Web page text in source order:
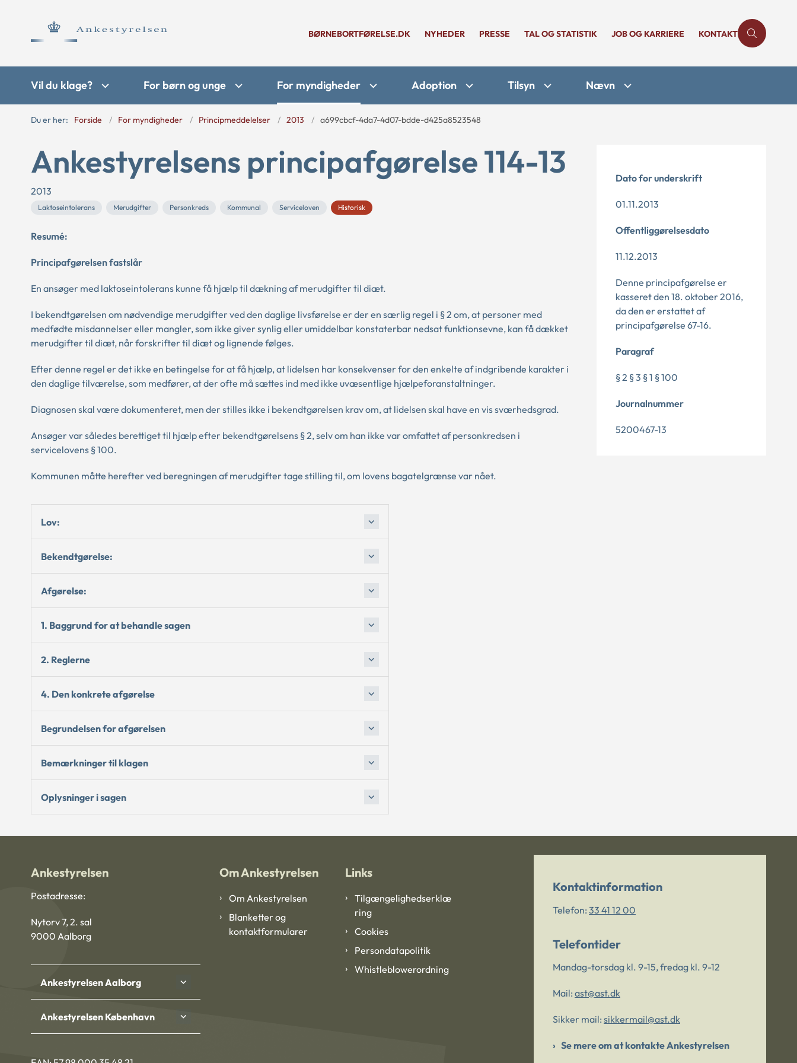
BØRNEBORTFØRELSE.DK NYHEDER PRESSE TAL OG STATISTIK JOB OG KARRIERE KONTAKT
Vil du klage? For børn og unge For myndigheder Adoption Tilsyn Nævn
Du er her: Forside For myndigheder Principmeddelelser 2013 a699cbcf-4da7-4d07-bdde-d425a8523548
Ankestyrelsens principafgørelse 114-13
2013
Laktoseintolerans Merudgifter Personkreds Kommunal Serviceloven Historisk
Resumé:
Principafgørelsen fastslår
En ansøger med laktoseintolerans kunne få hjælp til dækning af merudgifter til diæt.
I bekendtgørelsen om nødvendige merudgifter ved den daglige livsførelse er der en særlig regel i § 2 om, at personer med
medfødte misdannelser eller mangler, som ikke giver synlig eller umiddelbar konstaterbar nedsat funktionsevne, kan få dækket
merudgifter til diæt, når forskrifter til diæt og lignende følges.
Efter denne regel er det ikke en betingelse for at få hjælp, at lidelsen har konsekvenser for den enkelte af indgribende karakter i
den daglige tilværelse, som medfører, at der ofte må sættes ind med ikke uvæsentlige hjælpeforanstaltninger.
Diagnosen skal være dokumenteret, men der stilles ikke i bekendtgørelsen krav om, at lidelsen skal have en vis sværhedsgrad.
Ansøger var således berettiget til hjælp efter bekendtgørelsens § 2, selv om han ikke var omfattet af personkredsen i
servicelovens § 100.
Kommunen måtte herefter ved beregningen af merudgifter tage stilling til, om lovens bagatelgrænse var nået.
Lov:
Bekendtgørelse:
Afgørelse:
1. Baggrund for at behandle sagen
2. Reglerne
4. Den konkrete afgørelse
Begrundelsen for afgørelsen
Bemærkninger til klagen
Oplysninger i sagen
Dato for underskrift
01.11.2013
Offentliggørelsesdato
11.12.2013
Denne principafgørelse er
kasseret den 18. oktober 2016,
da den er erstattet af
principafgørelse 67-16.
Paragraf
§ 2 § 3 § 1 § 100
Journalnummer
5200467-13
Ankestyrelsen
Postadresse:
Nytorv 7, 2. sal
9000 Aalborg
Ankestyrelsen Aalborg
Ankestyrelsen København
Om Ankestyrelsen
Om Ankestyrelsen
Blanketter og
kontaktformularer
Links
Tilgængelighedserklæ
ring
Cookies
Persondatapolitik
Whistleblowerordning
Kontaktinformation
Telefon: 33 41 12 00
Telefontider
Mandag-torsdag kl. 9-15, fredag kl. 9-12
Mail: ast@ast.dk
Sikker mail: sikkermail@ast.dk
Se mere om at kontakte Ankestyrelsen